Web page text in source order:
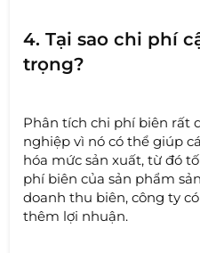
4. Tại sao chi phí
trọng?
Phân tích chi phí biên rất
nghiệp vì nó có thể giúp
hóa mức sản xuất, từ đó
phí biên của sản phẩm
doanh thu biên, công ty
thêm lợi nhuận.